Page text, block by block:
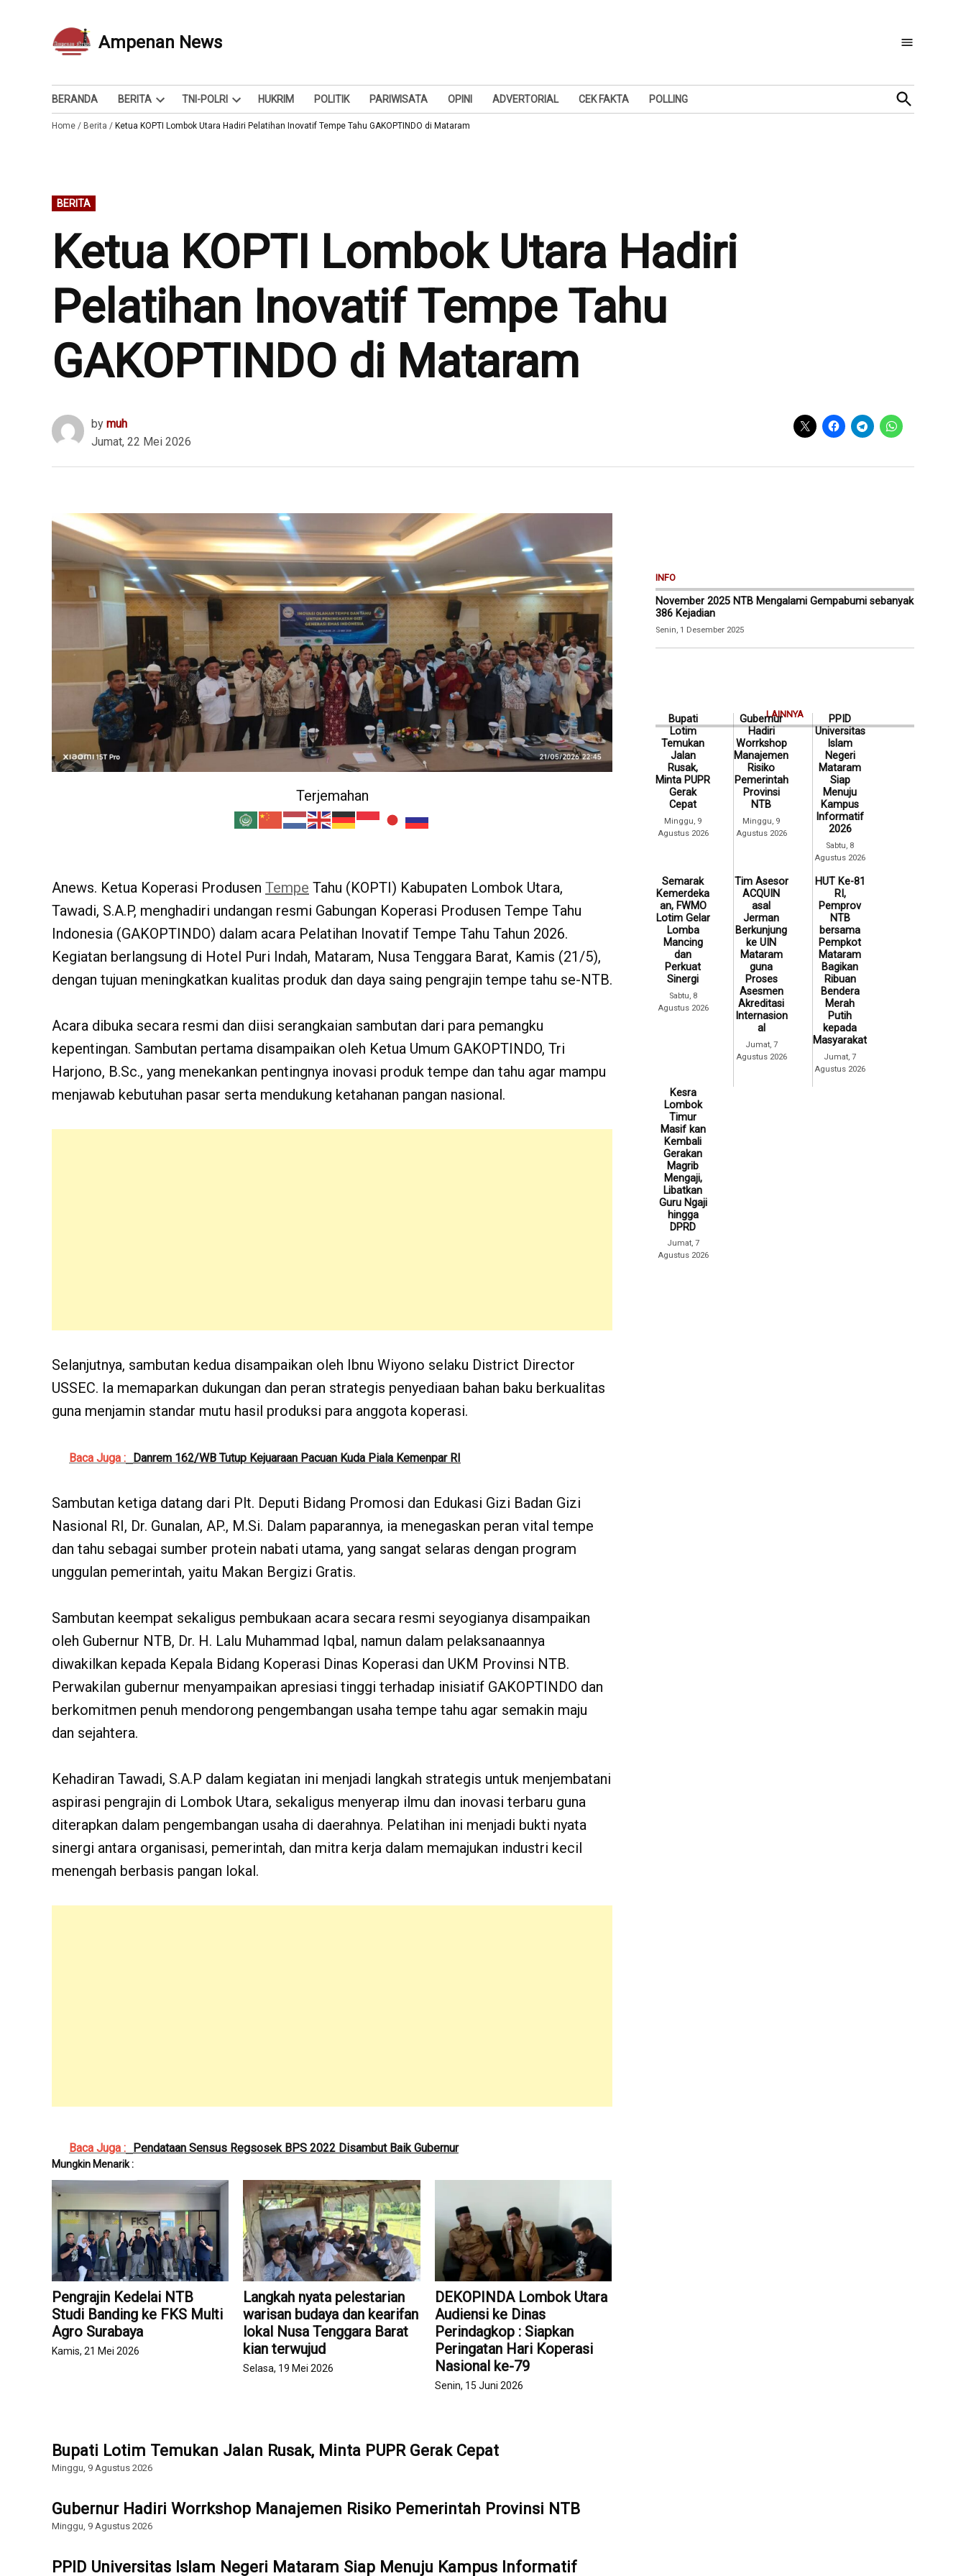
Ampenan News
Berita dan Info
BERANDA BERITA
Open
dropdown
TNI-POLRI
Open
dropdown
HUKRIM POLITIK PARIWISATA OPINI ADVERTORIAL CEK FAKTA POLLING
Open
Search
Home / Berita / Ketua KOPTI Lombok Utara Hadiri Pelatihan Inovatif Tempe Tahu GAKOPTINDO di Mataram
POSTED
IN
BERITA
Ketua KOPTI Lombok Utara Hadiri
Pelatihan Inovatif Tempe Tahu
GAKOPTINDO di Mataram
by muh
Jumat, 22 Mei 2026
Terjemahan
Anews. Ketua Koperasi Produsen Tempe Tahu (KOPTI) Kabupaten Lombok Utara,
Tawadi, S.A.P, menghadiri undangan resmi Gabungan Koperasi Produsen Tempe Tahu
Indonesia (GAKOPTINDO) dalam acara Pelatihan Inovatif Tempe Tahu Tahun 2026.
Kegiatan berlangsung di Hotel Puri Indah, Mataram, Nusa Tenggara Barat, Kamis (21/5),
dengan tujuan meningkatkan kualitas produk dan daya saing pengrajin tempe tahu se-NTB.
Acara dibuka secara resmi dan diisi serangkaian sambutan dari para pemangku
kepentingan. Sambutan pertama disampaikan oleh Ketua Umum GAKOPTINDO, Tri
Harjono, B.Sc., yang menekankan pentingnya inovasi produk tempe dan tahu agar mampu
menjawab kebutuhan pasar serta mendukung ketahanan pangan nasional.
Selanjutnya, sambutan kedua disampaikan oleh Ibnu Wiyono selaku District Director
USSEC. Ia memaparkan dukungan dan peran strategis penyediaan bahan baku berkualitas
guna menjamin standar mutu hasil produksi para anggota koperasi.
Baca Juga : Danrem 162/WB Tutup Kejuaraan Pacuan Kuda Piala Kemenpar RI
Sambutan ketiga datang dari Plt. Deputi Bidang Promosi dan Edukasi Gizi Badan Gizi
Nasional RI, Dr. Gunalan, AP., M.Si. Dalam paparannya, ia menegaskan peran vital tempe
dan tahu sebagai sumber protein nabati utama, yang sangat selaras dengan program
unggulan pemerintah, yaitu Makan Bergizi Gratis.
Sambutan keempat sekaligus pembukaan acara secara resmi seyogianya disampaikan
oleh Gubernur NTB, Dr. H. Lalu Muhammad Iqbal, namun dalam pelaksanaannya
diwakilkan kepada Kepala Bidang Koperasi Dinas Koperasi dan UKM Provinsi NTB.
Perwakilan gubernur menyampaikan apresiasi tinggi terhadap inisiatif GAKOPTINDO dan
berkomitmen penuh mendorong pengembangan usaha tempe tahu agar semakin maju
dan sejahtera.
Kehadiran Tawadi, S.A.P dalam kegiatan ini menjadi langkah strategis untuk menjembatani
aspirasi pengrajin di Lombok Utara, sekaligus menyerap ilmu dan inovasi terbaru guna
diterapkan dalam pengembangan usaha di daerahnya. Pelatihan ini menjadi bukti nyata
sinergi antara organisasi, pemerintah, dan mitra kerja dalam memajukan industri kecil
menengah berbasis pangan lokal.
Baca Juga : Pendataan Sensus Regsosek BPS 2022 Disambut Baik Gubernur
Mungkin Menarik :
Pengrajin Kedelai NTB
Studi Banding ke FKS Multi
Agro Surabaya
Kamis, 21 Mei 2026
Langkah nyata pelestarian
warisan budaya dan kearifan
lokal Nusa Tenggara Barat
kian terwujud
Selasa, 19 Mei 2026
DEKOPINDA Lombok Utara
Audiensi ke Dinas
Perindagkop : Siapkan
Peringatan Hari Koperasi
Nasional ke-79
Senin, 15 Juni 2026
Bupati Lotim Temukan Jalan Rusak, Minta PUPR Gerak Cepat
Minggu, 9 Agustus 2026
Gubernur Hadiri Worrkshop Manajemen Risiko Pemerintah Provinsi NTB
Minggu, 9 Agustus 2026
PPID Universitas Islam Negeri Mataram Siap Menuju Kampus Informatif
INFO
November 2025 NTB Mengalami Gempabumi sebanyak
386 Kejadian
Senin, 1 Desember 2025
LAINNYA
Bupati
Lotim
Temukan
Jalan
Rusak,
Minta PUPR
Gerak
Cepat
Minggu, 9
Agustus 2026
Gubernur
Hadiri
Worrkshop
Manajemen
Risiko
Pemerintah
Provinsi
NTB
Minggu, 9
Agustus 2026
PPID
Universitas
Islam
Negeri
Mataram
Siap
Menuju
Kampus
Informatif
2026
Sabtu, 8
Agustus 2026
Semarak
Kemerdeka
an, FWMO
Lotim Gelar
Lomba
Mancing
dan
Perkuat
Sinergi
Sabtu, 8
Agustus 2026
Tim Asesor
ACQUIN
asal
Jerman
Berkunjung
ke UIN
Mataram
guna
Proses
Asesmen
Akreditasi
Internasion
al
Jumat, 7
Agustus 2026
HUT Ke-81
RI,
Pemprov
NTB
bersama
Pempkot
Mataram
Bagikan
Ribuan
Bendera
Merah
Putih
kepada
Masyarakat
Jumat, 7
Agustus 2026
Kesra
Lombok
Timur
Masif kan
Kembali
Gerakan
Magrib
Mengaji,
Libatkan
Guru Ngaji
hingga
DPRD
Jumat, 7
Agustus 2026